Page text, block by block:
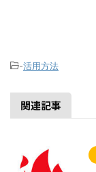
-活用方法
関連記事